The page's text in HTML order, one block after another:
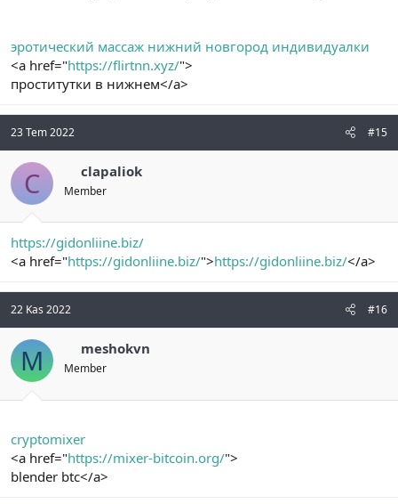
эротический массаж нижний новгород индивидуалки
<a href="https://flirtnn.xyz/">
проститутки в нижнем</a>
23 Tem 2022 #15
C clapaliok
Member
https://gidonliine.biz/
<a href="https://gidonliine.biz/">https://gidonliine.biz/</a>
22 Kas 2022 #16
M meshokvn
Member
cryptomixer
<a href="https://mixer-bitcoin.org/">
blender btc</a>